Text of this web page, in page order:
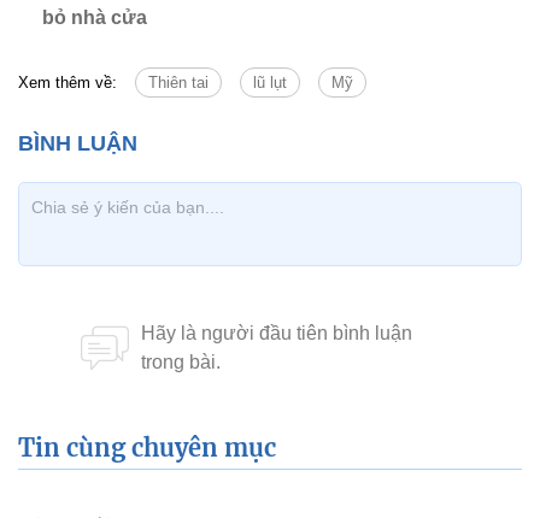
bỏ nhà cửa
Xem thêm về: Thiên tai lũ lụt Mỹ
Tin cùng chuyên mục